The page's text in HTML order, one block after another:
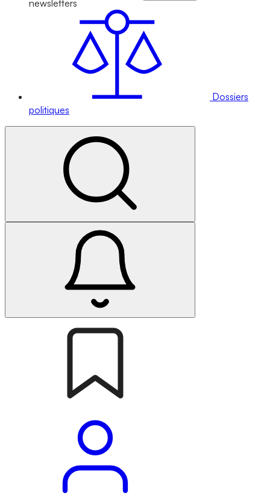
newsletters
Dossiers
politiques